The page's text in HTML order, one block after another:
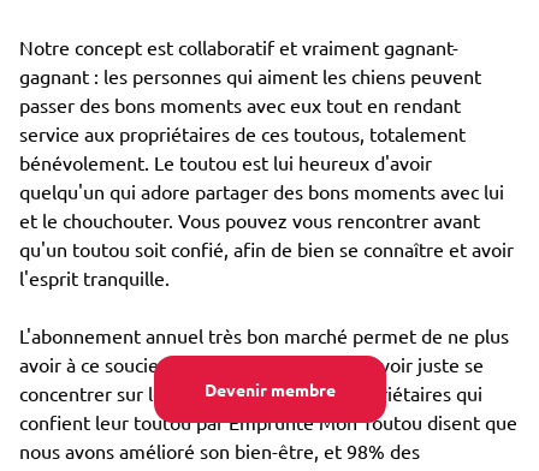
Devenir membre
Notre concept est collaboratif et vraiment gagnant-
gagnant : les personnes qui aiment les chiens peuvent
passer des bons moments avec eux tout en rendant
service aux propriétaires de ces toutous, totalement
bénévolement. Le toutou est lui heureux d'avoir
quelqu'un qui adore partager des bons moments avec lui
et le chouchouter. Vous pouvez vous rencontrer avant
qu'un toutou soit confié, afin de bien se connaître et avoir
l'esprit tranquille.
L'abonnement annuel très bon marché permet de ne plus
avoir à ce soucier du coût de garde, et pouvoir juste se
concentrer sur le bien-être : 85% des propriétaires qui
confient leur toutou par Emprunte Mon Toutou disent que
nous avons amélioré son bien-être, et 98% des